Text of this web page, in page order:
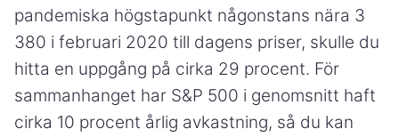
pandemiska högstapunkt någonstans nära 3
380 i februari 2020 till dagens priser, skulle du
hitta en uppgång på cirka 29 procent. För
sammanhanget har S&P 500 i genomsnitt haft
cirka 10 procent årlig avkastning, så du kan